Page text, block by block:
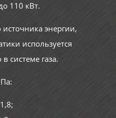
110 кВт.
энергии,
используется
системе газа.